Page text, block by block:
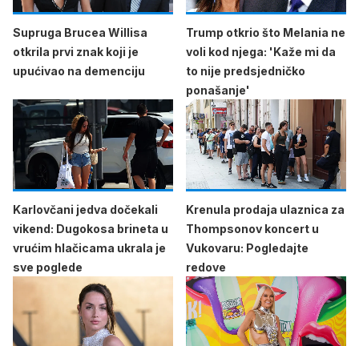
Supruga Brucea Willisa
otkrila prvi znak koji je
upućivao na demenciju
Trump otkrio što Melania ne
voli kod njega: 'Kaže mi da
to nije predsjedničko
ponašanje'
Karlovčani jedva dočekali
vikend: Dugokosa brineta u
vrućim hlačicama ukrala je
sve poglede
Krenula prodaja ulaznica za
Thompsonov koncert u
Vukovaru: Pogledajte
redove